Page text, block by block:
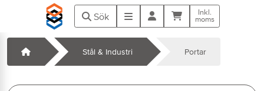
Hoppa till huvudinnehåll
Sök Meny Kundvagn
Inkl.
moms
Startsida Stål & Industri Portar